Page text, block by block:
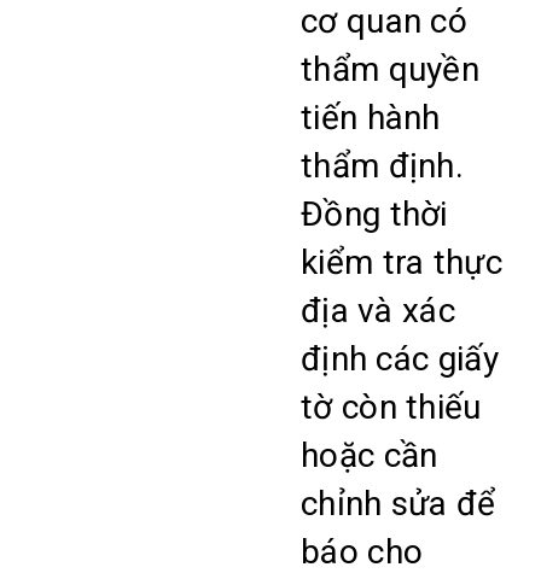
cơ quan có
thẩm quyền
tiến hành
thẩm định.
Đồng thời
kiểm tra thực
địa và xác
định các giấy
tờ còn thiếu
hoặc cần
chỉnh sửa để
báo cho